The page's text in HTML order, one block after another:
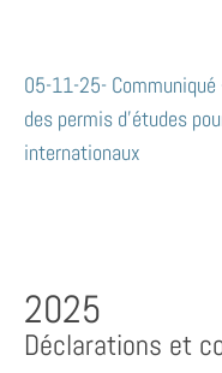
05-11-25-
des permis d’études
internationaux
2025
Déclarations et